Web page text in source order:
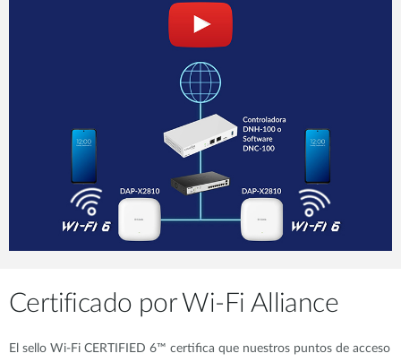
Certificado por Wi-Fi Alliance
El sello Wi-Fi CERTIFIED 6™ certifica que nuestros puntos de acceso